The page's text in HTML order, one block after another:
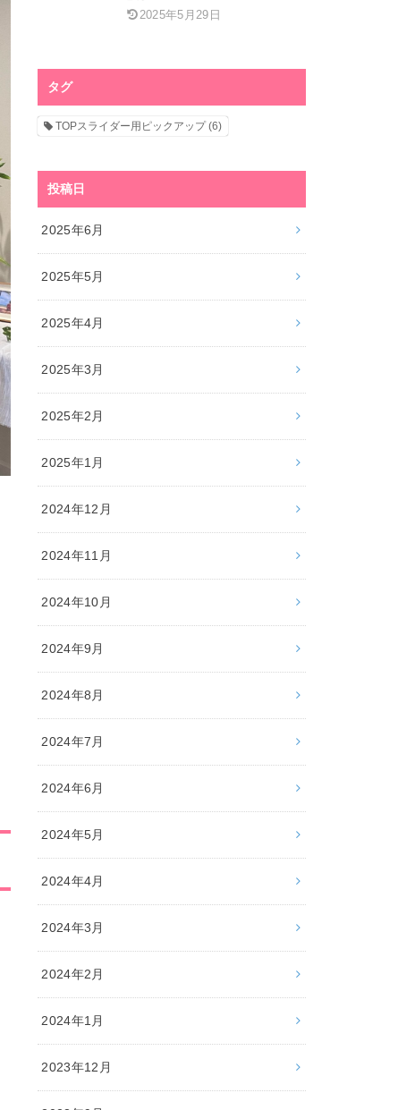
2025年5月29日
タグ
TOPスライダー用ピックアップ(6)
投稿日
2025年6月
2025年5月
2025年4月
2025年3月
2025年2月
2025年1月
2024年12月
2024年11月
2024年10月
2024年9月
2024年8月
2024年7月
2024年6月
2024年5月
2024年4月
2024年3月
2024年2月
2024年1月
2023年12月